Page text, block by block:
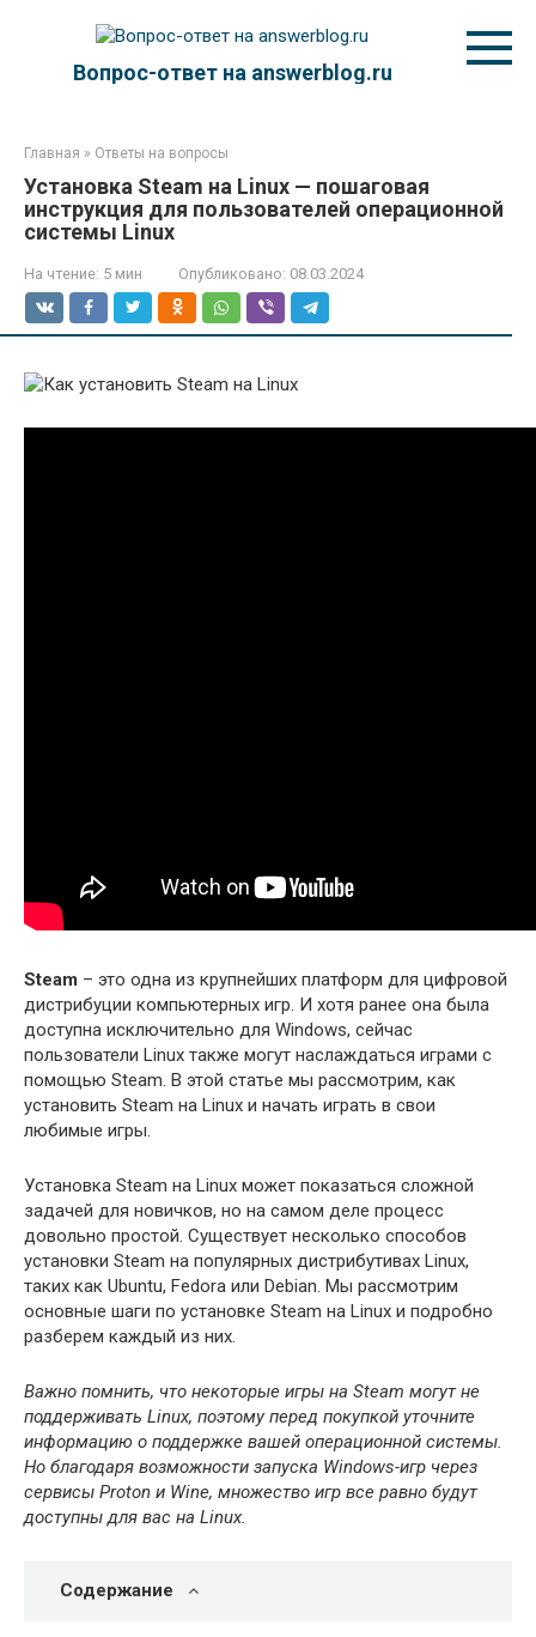
Вопрос-ответ на answerblog.ru
Главная » Ответы на вопросы
Установка Steam на Linux — пошаговая
инструкция для пользователей операционной
системы Linux
На чтение: 5 мин Опубликовано: 08.03.2024
Steam – это одна из крупнейших платформ для цифровой
дистрибуции компьютерных игр. И хотя ранее она была
доступна исключительно для Windows, сейчас
пользователи Linux также могут наслаждаться играми с
помощью Steam. В этой статье мы рассмотрим, как
установить Steam на Linux и начать играть в свои
любимые игры.
Установка Steam на Linux может показаться сложной
задачей для новичков, но на самом деле процесс
довольно простой. Существует несколько способов
установки Steam на популярных дистрибутивах Linux,
таких как Ubuntu, Fedora или Debian. Мы рассмотрим
основные шаги по установке Steam на Linux и подробно
разберем каждый из них.
Важно помнить, что некоторые игры на Steam могут не
поддерживать Linux, поэтому перед покупкой уточните
информацию о поддержке вашей операционной системы.
Но благодаря возможности запуска Windows-игр через
сервисы Proton и Wine, множество игр все равно будут
доступны для вас на Linux.
Содержание